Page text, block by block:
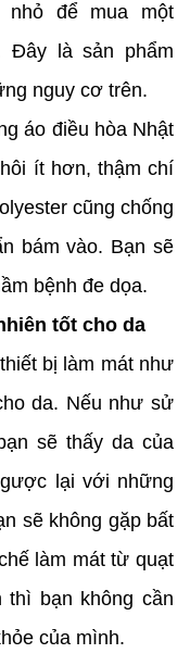
nhỏ để mua một
Đây là sản phẩm
nguy cơ trên.
áo điều hòa Nhật
ít hơn, thậm chí
cũng chống
bám vào. Bạn sẽ
bệnh đe dọa.
tốt cho da
bị làm mát như
da. Nếu như sử
sẽ thấy da của
lại với những
sẽ không gặp bất
làm mát từ quạt
bạn không cần
của mình.